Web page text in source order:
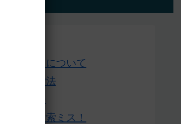
このサイトについて
単語の検索法
ローマ字表
よくある検索ミス！